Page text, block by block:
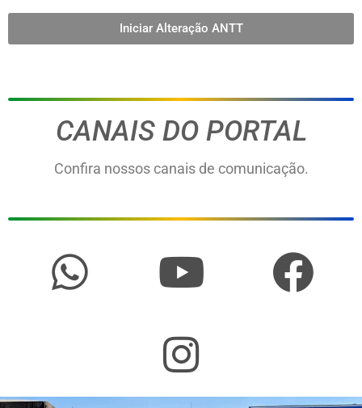
Iniciar Alteração ANTT
CANAIS DO PORTAL
Confira nossos canais de comunicação.